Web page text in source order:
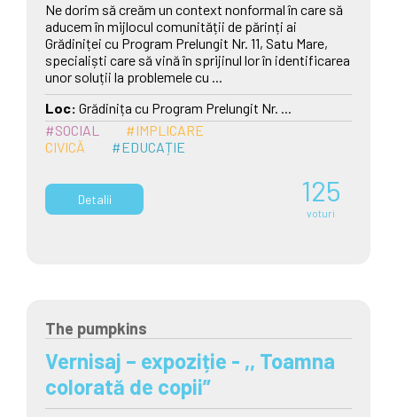
Ne dorim să creăm un context nonformal în care să
aducem în mijlocul comunității de părinți ai
Grădiniței cu Program Prelungit Nr. 11, Satu Mare,
specialiști care să vină în sprijinul lor în identificarea
unor soluții la problemele cu ...
Loc: Grădinița cu Program Prelungit Nr. ...
#SOCIAL
#IMPLICARE
CIVICĂ
#EDUCAȚIE
Detalii 125
voturi
The pumpkins
Vernisaj – expoziție - ,, Toamna
colorată de copii”